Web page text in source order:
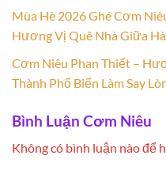
Mùa Hè 2026 Ghé Cơm
Hương Vị Quê Nhà Giữa
Cơm Niêu Phan Thiết –
Thành Phố Biển Làm Say
Bình Luận Cơm Niêu
Không có bình luận nào để